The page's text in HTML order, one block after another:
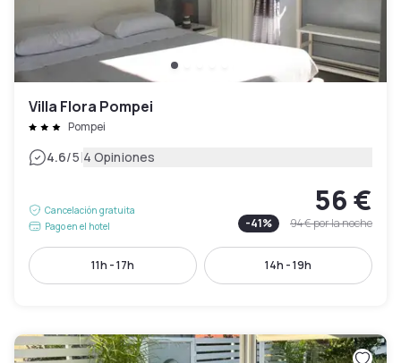
Villa Flora Pompei
Pompei
4.6/5|4 Opiniones
Cancelación gratuita
Pago en el hotel
56 €
-41% 94 €por la noche
11h - 17h 14h - 19h